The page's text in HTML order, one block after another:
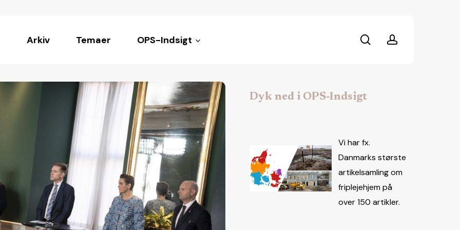
Arkiv Temaer OPS-Indsigt searchaccount
Dyk ned i OPS-Indsigt
Vi har fx.
Danmarks største
artikelsamling om
friplejehjem på
over 150 artikler.